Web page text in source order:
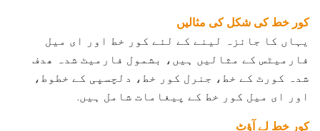
کور خط کی شکل کی مثالیں
یہاں کا جائزہ لینے کے لئے کور خط اور ای میل
فارمیٹس کے مثالیں ہیں، بشمول فارمیٹ شدہ ھدف
شدہ کورٹ کے خط، جنرل کور خط، دلچسپی کے خطوط،
اور ای میل کور خط کے پیغامات شامل ہیں.
کور خط لے آؤٹ